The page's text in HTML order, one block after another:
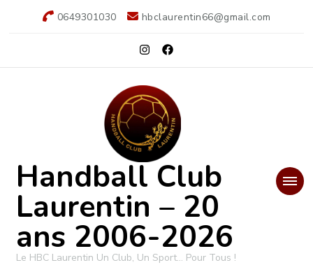
0649301030 hbclaurentin66@gmail.com
Handball Club
Laurentin – 20
ans 2006-2026
Le HBC Laurentin Un Club, Un Sport… Pour Tous !